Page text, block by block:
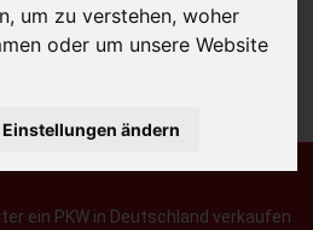
um zu verstehen, woher
oder um unsere Website
Einstellungen ändern
Ihre Daten werden nicht mit Dritten
geteilt.
100% Sicherheit.
ein PKW in Deutschland verkaufen